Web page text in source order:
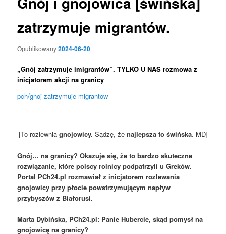
zatrzymuje migrantów.
Opublikowany2024-06-20
„Gnój zatrzymuje imigrantów”. TYLKO U NAS rozmowa z
inicjatorem akcji na granicy
pch/gnoj-zatrzymuje-migrantow
[To rozlewniagnojowicy. Sądzę, że najlepsza to świńska. MD]
Gnój… na granicy? Okazuje się, że to bardzo skuteczne
rozwiązanie, które polscy rolnicy podpatrzyli u Greków.
Portal PCh24.pl rozmawiał z inicjatorem rozlewania
gnojowicy przy płocie powstrzymującym napływ
przybyszów z Białorusi.
Marta Dybińska, PCh24.pl: Panie Hubercie, skąd pomysł na
gnojowicę na granicy?